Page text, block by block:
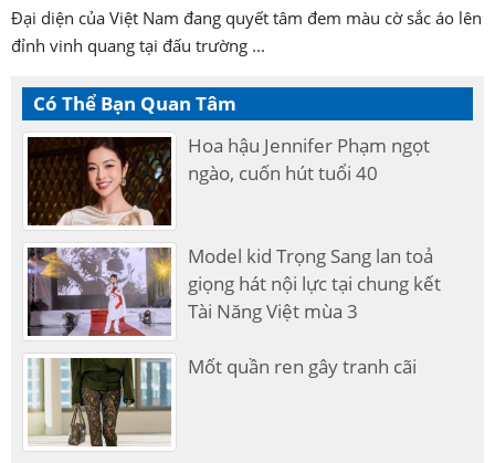
Đại diện của Việt Nam đang quyết tâm đem màu cờ sắc áo lên
đỉnh vinh quang tại đấu trường ...
Có Thể Bạn Quan Tâm
Hoa hậu Jennifer Phạm ngọt
ngào, cuốn hút tuổi 40
Model kid Trọng Sang lan toả
giọng hát nội lực tại chung kết
Tài Năng Việt mùa 3
Mốt quần ren gây tranh cãi